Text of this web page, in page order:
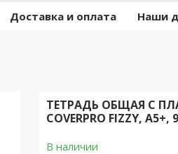
Доставка и оплата Наши
ТЕТРАДЬ ОБЩАЯ С
COVERPRО FIZZY,
В наличии